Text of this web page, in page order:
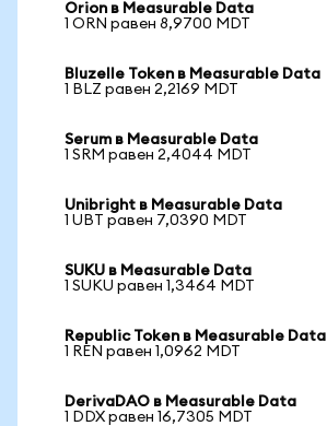
Orion в Measurable Data
1 ORN равен 8,9700 MDT
Bluzelle Token в Measurable Data
1 BLZ равен 2,2169 MDT
Serum в Measurable Data
1 SRM равен 2,4044 MDT
Unibright в Measurable Data
1 UBT равен 7,0390 MDT
SUKU в Measurable Data
1 SUKU равен 1,3464 MDT
Republic Token в Measurable Data
1 REN равен 1,0962 MDT
DerivaDAO в Measurable Data
1 DDX равен 16,7305 MDT